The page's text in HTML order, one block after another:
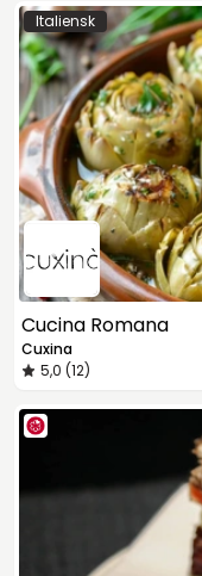
Italiensk
Cucina Romana
Cuxina
5,0 (12)